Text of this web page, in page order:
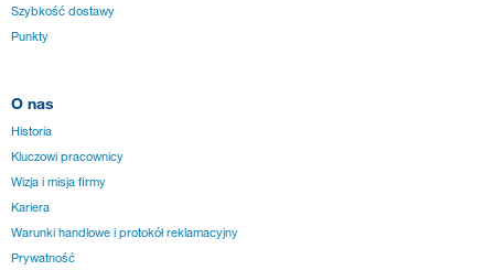
Szybkość dostawy
Punkty
O nas
Historia
Kluczowi pracownicy
Wizja i misja firmy
Kariera
Warunki handlowe i protokół reklamacyjny
Prywatność